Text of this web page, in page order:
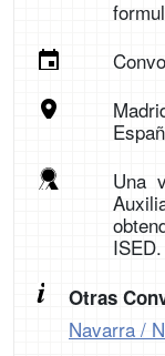
Una
ISED.
Otras
Navarra /